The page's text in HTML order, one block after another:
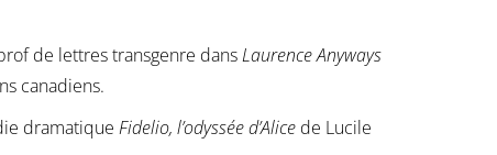
de lettres transgenre dansLaurence Anyways
canadiens.
dramatique Fidelio, l’odyssée d’Alice de Lucile